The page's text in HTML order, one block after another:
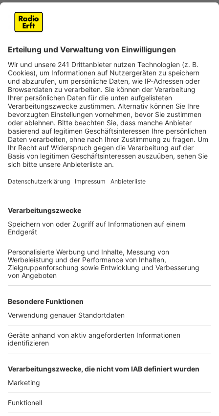
der die Aktion mitorganisiert hat. Er ist überwältigt von
der Hilfsbereitschaft der Frechener und der vielen
Bürger aus anderen Städten im Rhein-Erft-Kreis, die
Die Halle in der Schützenstraße ist jetzt bis oben hin
voll. Jetzt werden die gespendeten Sachen sortiert
und dann an die Familien gegeben. Was übrig
bleibt, geht unter anderem ins
Sozialwarenhaus in Frechen.
Anzeige
©Radio Erft
Spendensammlung nach dem Feuer in Notunterkunft
Anzeige
Weitere Themen von Rhein und Erft
Anzeige
Krähen-Problem in Pulheim: Vergrämung startet
Sportpark
Karnevalszug: GVG Rhein-Erft vergibt
Wurfmaterial-Restposten
Anzeige